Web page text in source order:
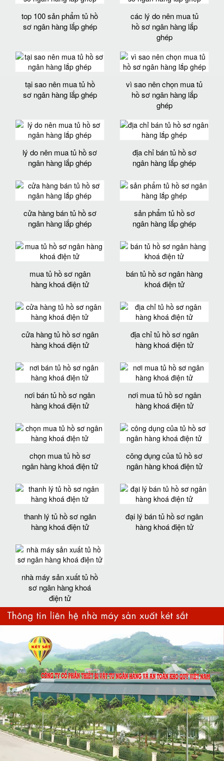
top 100 sản phẩm tủ hồ
sơ ngân hàng lắp ghép
các lý do nên mua tủ
hồ sơ ngân hàng lắp
ghép
tại sao nên mua tủ hồ
sơ ngân hàng lắp ghép
vì sao nên chọn mua tủ
hồ sơ ngân hàng lắp
ghép
lý do nên mua tủ hồ sơ
ngân hàng lắp ghép
địa chỉ bán tủ hồ sơ
ngân hàng lắp ghép
cửa hàng bán tủ hồ sơ
ngân hàng lắp ghép
sản phẩm tủ hồ sơ
ngân hàng lắp ghép
mua tủ hồ sơ ngân
hàng khoá điện tử
bán tủ hồ sơ ngân hàng
khoá điện tử
cửa hàng tủ hồ sơ ngân
hàng khoá điện tử
địa chỉ tủ hồ sơ ngân
hàng khoá điện tử
nơi bán tủ hồ sơ ngân
hàng khoá điện tử
nơi mua tủ hồ sơ ngân
hàng khoá điện tử
chọn mua tủ hồ sơ
ngân hàng khoá điện tử
công dụng của tủ hồ sơ
ngân hàng khoá điện tử
thanh lý tủ hồ sơ ngân
hàng khoá điện tử
đại lý bán tủ hồ sơ ngân
hàng khoá điện tử
nhà máy sản xuất tủ hồ
sơ ngân hàng khoá
điện tử